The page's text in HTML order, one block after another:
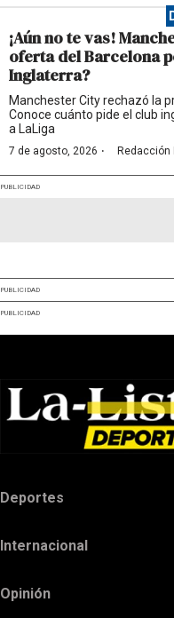
¡Aún no te vas!
oferta del Barcelona
Inglaterra?
Manchester City rechazó la
Conoce cuánto pide el club
a LaLiga
7 de agosto, 2026 · Redacción
PUBLICIDAD
PUBLICIDAD
PUBLICIDAD
Deportes
Internacional
Opinión